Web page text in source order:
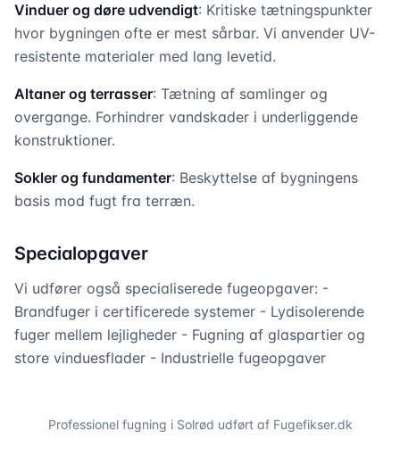
Vinduer og døre udvendigt: Kritiske tætningspunkter
hvor bygningen ofte er mest sårbar. Vi anvender UV-
resistente materialer med lang levetid.
Altaner og terrasser: Tætning af samlinger og
overgange. Forhindrer vandskader i underliggende
konstruktioner.
Sokler og fundamenter: Beskyttelse af bygningens
basis mod fugt fra terræn.
Specialopgaver
Vi udfører også specialiserede fugeopgaver: -
Brandfuger i certificerede systemer - Lydisolerende
fuger mellem lejligheder - Fugning af glaspartier og
store vinduesflader - Industrielle fugeopgaver
Professionel fugning i Solrød udført af Fugefikser.dk